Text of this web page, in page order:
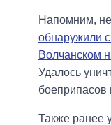
Напомним,
обнаружили
Волчанском
Удалось
боеприпасов
Также ранее